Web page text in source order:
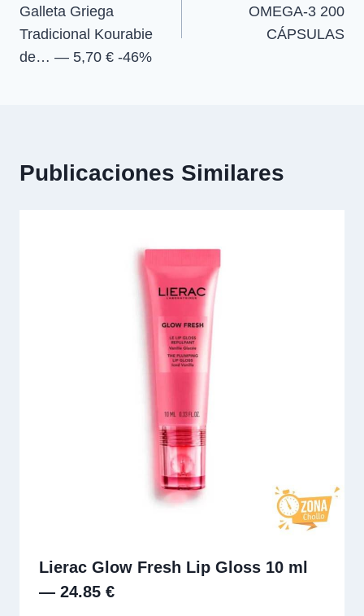
entradas
Galleta Griega
Tradicional Kourabie
de… — 5,70 € -46%
OMEGA-3 200
CÁPSULAS
Publicaciones Similares
Lierac Glow Fresh Lip Gloss 10 ml
— 24.85 €